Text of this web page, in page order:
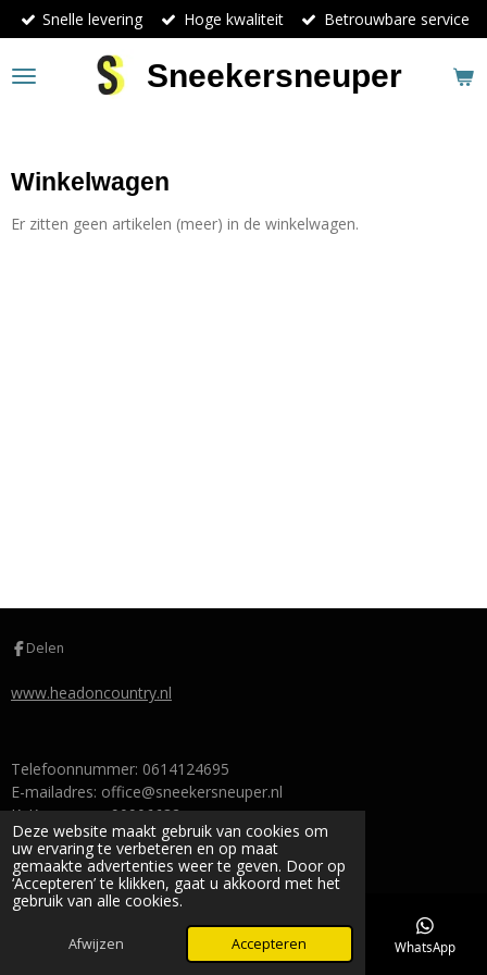
Deze website maakt gebruik van cookies om
uw ervaring te verbeteren en op maat
gemaakte advertenties weer te geven. Door op
‘Accepteren’ te klikken, gaat u akkoord met het
gebruik van alle cookies.
Afwijzen Accepteren
Ga
direct
naar
de
Sneekersneuper
Snelle levering Hoge kwaliteit Betrouwbare service
Winkelwagen
Er zitten geen artikelen (meer) in de winkelwagen.
Delen
www.headoncountry.nl
Telefoonnummer: 0614124695
E-mailadres: office@sneekersneuper.nl
KvK-nummer: 90906632
BTW-identificatienummer: NL004851382B51
© 2024 sneekersneuper
E-mailadres Telefoonnummer Facebook WhatsApp